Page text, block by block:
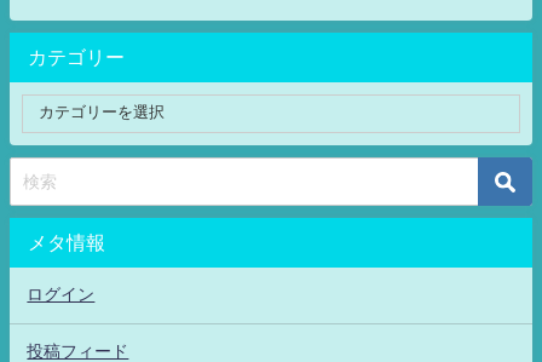
カテゴリー
メタ情報
ログイン
投稿フィード